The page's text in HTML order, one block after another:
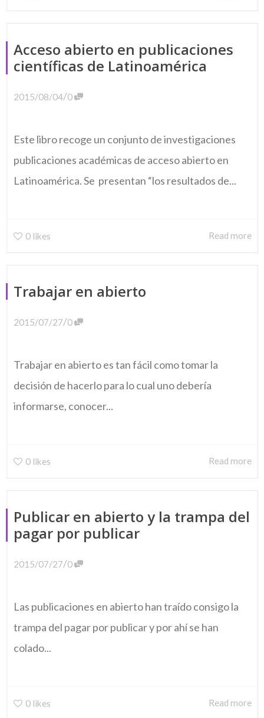
Acceso abierto en publicaciones
científicas de Latinoamérica
2015/08/04/0
Este libro recoge un conjunto de investigaciones
publicaciones académicas de acceso abierto en
Latinoamérica. Se presentan “los resultados de...
0 likes Read more
Trabajar en abierto
2015/07/27/0
Trabajar en abierto es tan fácil como tomar la
decisión de hacerlo para lo cual uno debería
informarse, conocer...
0 likes Read more
Publicar en abierto y la trampa del
pagar por publicar
2015/07/27/0
Las publicaciones en abierto han traído consigo la
trampa del pagar por publicar y por ahí se han
colado...
0 likes Read more